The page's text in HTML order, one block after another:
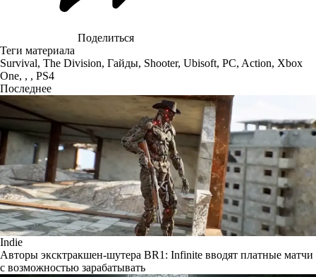
Поделиться
Теги материала
Survival, The Division, Гайды, Shooter, Ubisoft, PC, Action, Xbox
One, , , PS4
Последнее
Indie
Авторы эксктракшен-шутера BR1: Infinite вводят платные матчи
с возможностью зарабатывать